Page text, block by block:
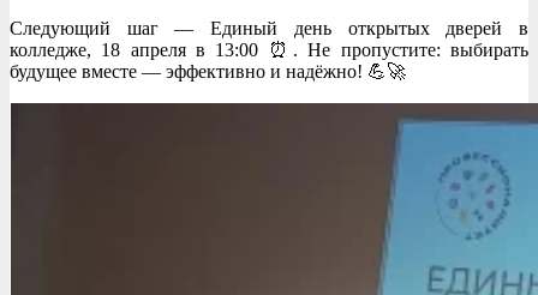
Следующий шаг — Единый день открытых дверей в
колледже, 18 апреля в 13:00 ⏰. Не пропустите: выбирать
будущее вместе — эффективно и надёжно! 💪🚀